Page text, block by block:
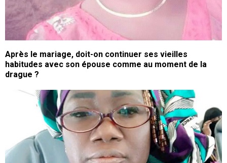
Après le mariage, doit-on continuer ses vieilles
habitudes avec son épouse comme au moment de la
drague ?